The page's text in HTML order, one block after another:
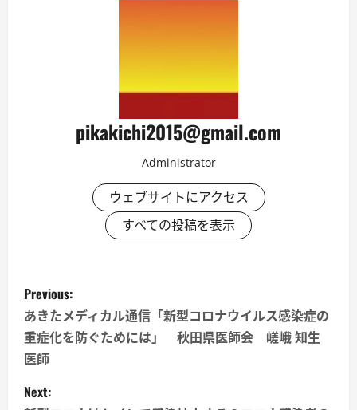
pikakichi2015@gmail.com
Administrator
ウェブサイトにアクセス
すべての投稿を表示
P
o
s
t
Previous:
あきたメディカル通信「新型コロナウイルス感染症の
重症化を防ぐためには」 秋田県医師会 嵯峨 知生
医師
Next: